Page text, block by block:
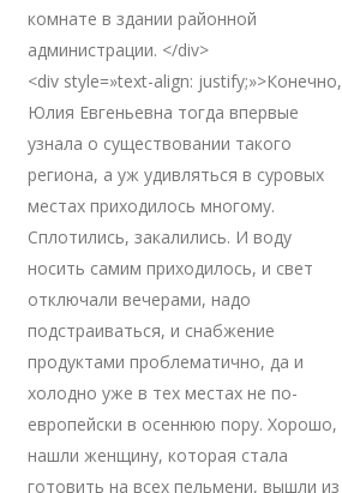
комнате в здании районной
администрации. </div>
<div style=»text-align: justify;»>Конечно,
Юлия Евгеньевна тогда впервые
узнала о существовании такого
региона, а уж удивляться в суровых
местах приходилось многому.
Сплотились, закалились. И воду
носить самим приходилось, и свет
отключали вечерами, надо
подстраиваться, и снабжение
продуктами проблематично, да и
холодно уже в тех местах не по-
европейски в осеннюю пору. Хорошо,
нашли женщину, которая стала
готовить на всех пельмени, вышли из